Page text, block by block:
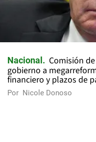
Nacional
Comisión
gobierno a
financiero y plazos de
Por Nicole Donoso